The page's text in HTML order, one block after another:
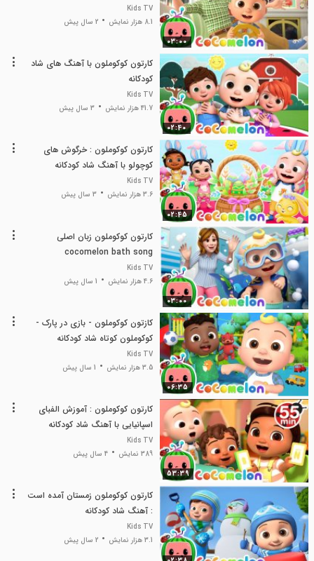
03:00
Kids TV
8.1 هزار نمایش
2 سال پیش
02:40
کارتون کوکوملون با آهنگ های شاد
کودکانه
Kids TV
41.7 هزار نمایش
3 سال پیش
02:45
کارتون کوکوملون : خرگوش های
کوچولو با آهنگ شاد کودکانه
Kids TV
3.6 هزار نمایش
3 سال پیش
03:00
کارتون کوکوملون زبان اصلی
cocomelon bath song
Kids TV
4.6 هزار نمایش
1 سال پیش
06:35
کازتون کوکوملون - بازی در پارک -
کوکوملون کوتاه شاد کودکانه
Kids TV
3.5 هزار نمایش
1 سال پیش
53:39
کارتون کوکوملون : آموزش الفبای
اسپانیایی با آهنگ شاد کودکانه
Kids TV
389 نمایش
4 سال پیش
کارتون کوکوملون زمستان آمده است
: آهنگ شاد کودکانه
Kids TV
3.1 هزار نمایش
2 سال پیش